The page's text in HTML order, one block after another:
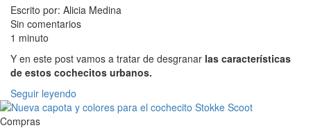
Escrito por: Alicia Medina
Sin comentarios
1 minuto
Y en este post vamos a tratar de desgranar las características
de estos cochecitos urbanos.
Seguir leyendo
Compras